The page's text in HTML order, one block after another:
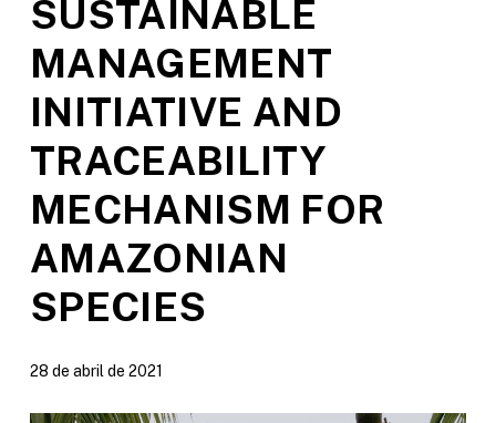
SUSTAINABLE
MANAGEMENT
INITIATIVE AND
TRACEABILITY
MECHANISM FOR
AMAZONIAN
SPECIES
28 de abril de 2021